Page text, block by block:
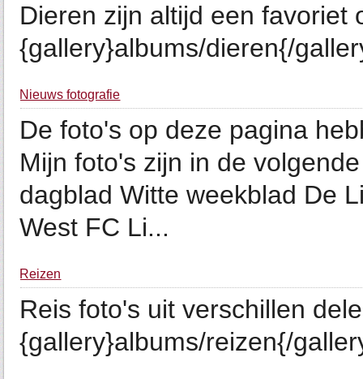
Dieren zijn altijd een favoriet
{gallery}albums/dieren{/
Nieuws fotografie
De foto's op deze pagina
Mijn foto's zijn in de
dagblad Witte weekblad De
West FC Li...
Reizen
Reis foto's uit verschillen
{gallery}albums/reizen{/